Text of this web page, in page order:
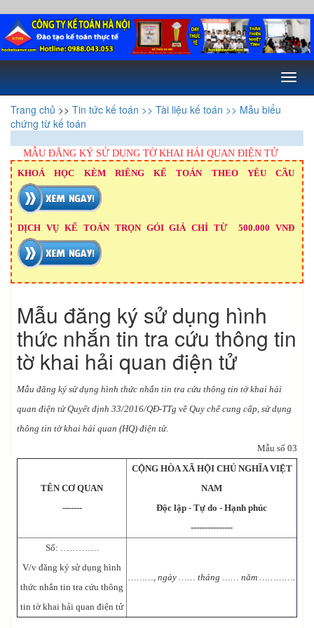
Toggle
Trang chủ >> Tin tức kế toán >> Tài liệu kế toán >> Mẫu biểu
chứng từ kế toán
MẪU ĐĂNG KÝ SỬ DỤNG TỜ KHAI HẢI QUAN ĐIỆN TỬ
KHOÁ HỌC KÈM RIÊNG KẾ TOÁN THEO YÊU CẦU
DỊCH VỤ KẾ TOÁN TRỌN GÓI GIÁ CHỈ TỪ 500.000 VNĐ
Mẫu đăng ký sử dụng hình
thức nhắn tin tra cứu thông tin
tờ khai hải quan điện tử
Mẫu đăng ký sử dụng hình thức nhắn tin tra cứu thông tin tờ khai hải
quan điện tử Quyết định 33/2016/QĐ-TTg về Quy chế cung cấp, sử dụng
thông tin tờ khai hải quan (HQ) điện tử.
Mẫu số 03
TÊN CƠ QUAN
-------
CỘNG HÒA XÃ HỘI CHỦ NGHĨA VIỆT
NAM
Độc lập - Tự do - Hạnh phúc
---------------
Số: ………….
V/v đăng ký sử dụng hình
thức nhắn tin tra cứu thông
tin tờ khai hải quan điện tử
, ngày …… tháng …… năm ………….